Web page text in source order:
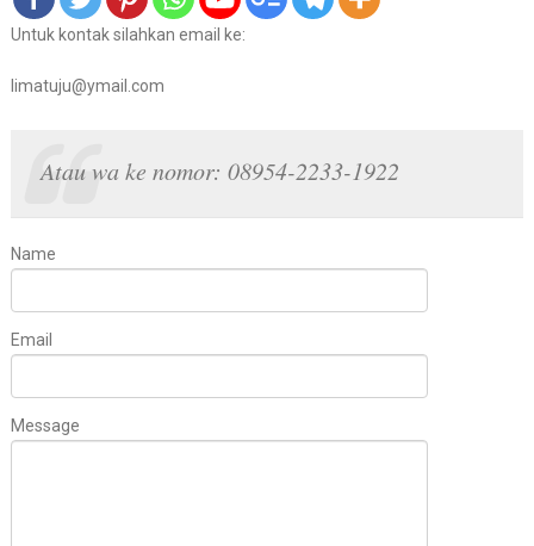
Untuk kontak silahkan email ke:
limatuju@ymail.com
Atau wa ke nomor: 08954-2233-1922
Name
Email
Message